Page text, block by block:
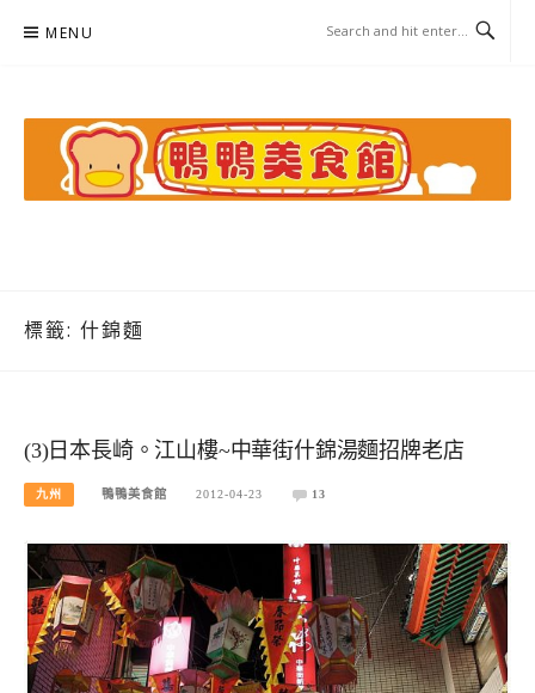
MENU
標籤: 什錦麵
(3)日本長崎。江山樓~中華街什錦湯麵招牌老店
九州 鴨鴨美食館 2012-04-23 13